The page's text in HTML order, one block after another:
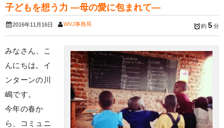
子どもを想う力 ―母の愛に包まれて―
2016年11月16日 WVJ事務局 約 5 分
みなさん、こ
んにちは。イ
ンターンの川
嶋です。
今年の春か
ら、コミュニ